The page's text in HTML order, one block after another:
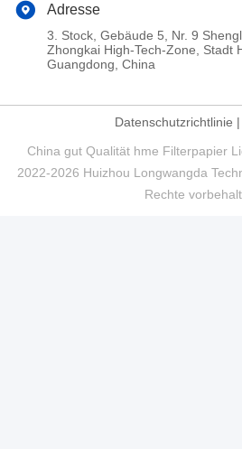
Adresse
3. Stock, Gebäude 5, Nr. 9
Zhongkai High-Tech-Zone, Stadt
Guangdong, China
Datenschutzrichtlinie |
China gut Qualität hme Filterpapier
2022-2026 Huizhou Longwangda
Rechte